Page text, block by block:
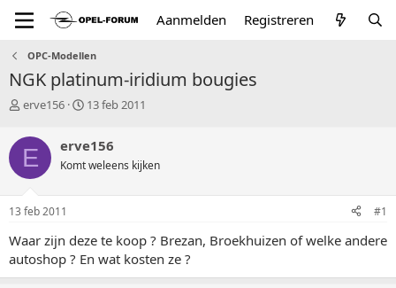
Aanmelden Registreren
OPC-Modellen
NGK platinum-iridium bougies
T
p
i
c
s
a
t
e
r
erve156
S
r
t
a
m
13 feb 2011
E erve156
Komt weleens kijken
13 feb 2011 #1
Waar zijn deze te koop ? Brezan, Broekhuizen of welke andere
autoshop ? En wat kosten ze ?